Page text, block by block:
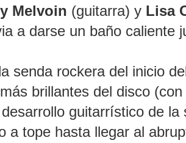
Melvoin (guitarra) y Lisa
a darse un baño caliente
senda rockera del inicio
brillantes del disco
guitarrístico de la
a tope hasta llegar al